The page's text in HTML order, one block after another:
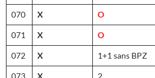
070 X O
071 X O
072 X 1+1 sans BPZ